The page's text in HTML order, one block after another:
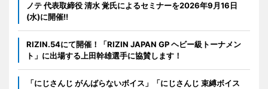
ノテ 代表取締役 清水 覚氏によるセミナーを2026年9月16日
(水)に開催!!
RIZIN.54にて開催！「RIZIN JAPAN GP ヘビー級トーナメン
ト」に出場する上田幹雄選手に協賛します！
「にじさんじ がんばらないボイス」「にじさんじ 束縛ボイス